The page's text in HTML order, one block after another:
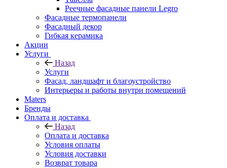
Реечные фасадные панели Legro
Фасадные термопанели
Фасадный декор
Гибкая керамика
Акции
Услуги
Назад
Услуги
Фасад, ландшафт и благоустройство
Интерьеры и работы внутри помещений
Maters
Бренды
Оплата и доставка
Назад
Оплата и доставка
Условия оплаты
Условия доставки
Возврат товара